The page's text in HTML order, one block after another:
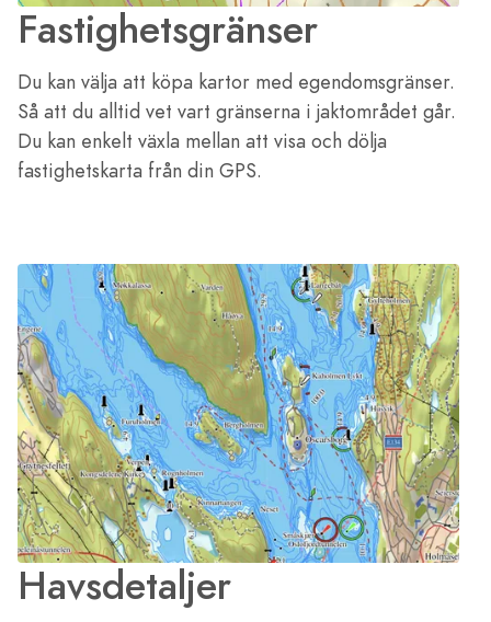
Fastighetsgränser
Du kan välja att köpa kartor med egendomsgränser.
Så att du alltid vet vart gränserna i jaktområdet går.
Du kan enkelt växla mellan att visa och dölja
fastighetskarta från din GPS.
Havsdetaljer